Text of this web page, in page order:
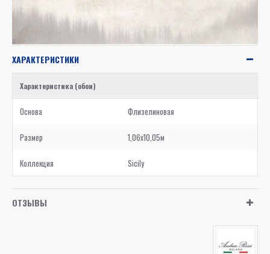
ХАРАКТЕРИСТИКИ
Характеристика (обои)
Основа Флизелиновая
Размер 1,06x10,05м
Коллекция Sicily
ОТЗЫВЫ